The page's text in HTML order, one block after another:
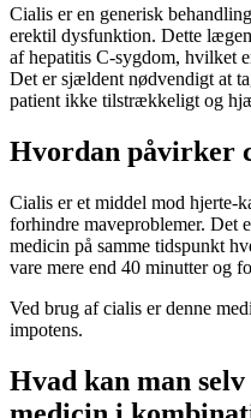
Cialis er en generisk
erektil dysfunktion. Dette
af hepatitis C-sygdom, hvilket
Det er sjældent nødvendigt at
patient ikke tilstrækkeligt og
Hvordan påvirker
Cialis er et middel mod hjerte-
forhindre maveproblemer. Det
medicin på samme tidspunkt
vare mere end 40 minutter og
Ved brug af cialis er denne
impotens.
Hvad kan man